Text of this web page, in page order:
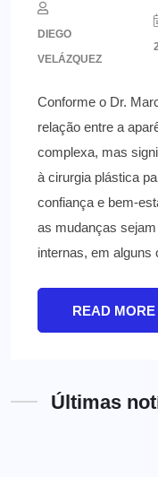
DIEGO
VELÁZQUEZ
Conforme o Dr.
relação entre a
complexa, mas
à cirurgia plástica
confiança e bem-
as mudanças
internas, em
READ MORE
Últimas